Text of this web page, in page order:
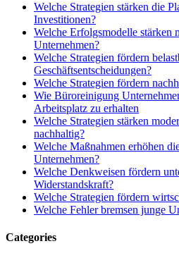
Welche Strategien stärken die
Investitionen?
Welche Erfolgsmodelle stärken
Unternehmen?
Welche Strategien fördern
Geschäftsentscheidungen?
Welche Strategien fördern
Wie Büroreinigung
Arbeitsplatz zu erhalten
Welche Strategien stärken
nachhaltig?
Welche Maßnahmen erhöhen
Unternehmen?
Welche Denkweisen fördern
Widerstandskraft?
Welche Strategien fördern
Welche Fehler bremsen junge
Categories